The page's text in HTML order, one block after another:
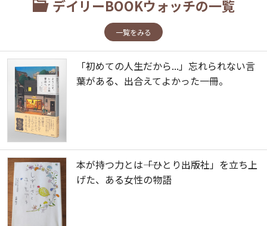
デイリーBOOKウォッチの一覧
一覧をみる
「初めての人生だから...」忘れられない言
葉がある、出合えてよかった一冊。
本が持つ力とは――「ひとり出版社」を立ち上
げた、ある女性の物語